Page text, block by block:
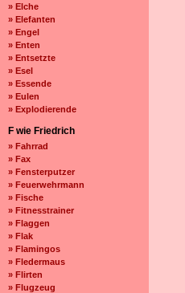
» Elche
» Elefanten
» Engel
» Enten
» Entsetzte
» Esel
» Essende
» Eulen
» Explodierende
F wie Friedrich
» Fahrrad
» Fax
» Fensterputzer
» Feuerwehrmann
» Fische
» Fitnesstrainer
» Flaggen
» Flak
» Flamingos
» Fledermaus
» Flirten
» Flugzeug